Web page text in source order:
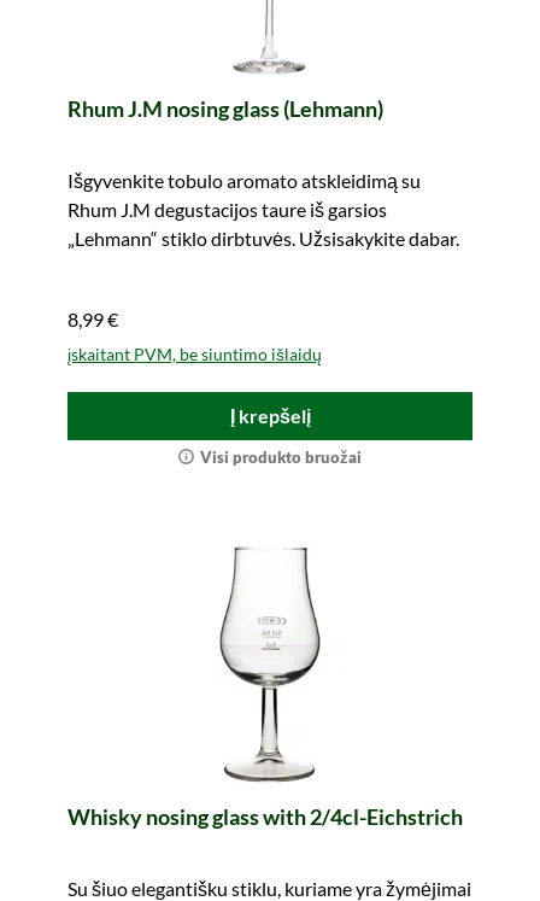
Rhum J.M nosing glass (Lehmann)
Išgyvenkite tobulo aromato atskleidimą su
Rhum J.M degustacijos taure iš garsios
„Lehmann“ stiklo dirbtuvės. Užsisakykite dabar.
8,99 €
įskaitant PVM, be siuntimo išlaidų
Į krepšelį
Visi produkto bruožai
Whisky nosing glass with 2/4cl-Eichstrich
Su šiuo elegantišku stiklu, kuriame yra žymėjimai